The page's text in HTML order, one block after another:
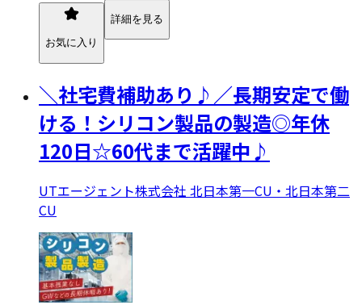
お気に入り
詳細を見る
＼社宅費補助あり♪／長期安定で働
ける！シリコン製品の製造◎年休
120日☆60代まで活躍中♪
UTエージェント株式会社 北日本第一CU・北日本第二
CU